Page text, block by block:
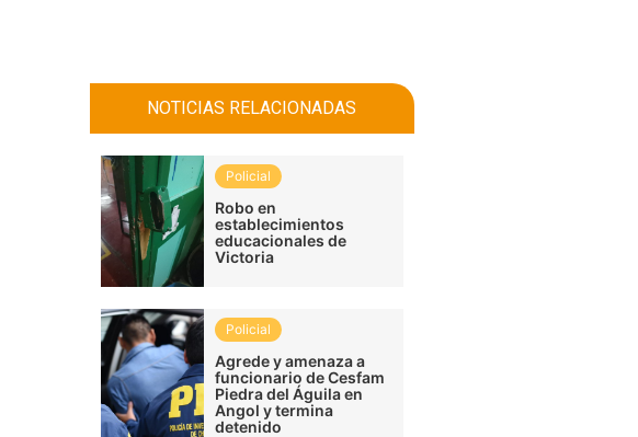
NOTICIAS RELACIONADAS
Policial
Robo en
establecimientos
educacionales de
Victoria
Policial
Agrede y amenaza a
funcionario de Cesfam
Piedra del Águila en
Angol y termina
detenido